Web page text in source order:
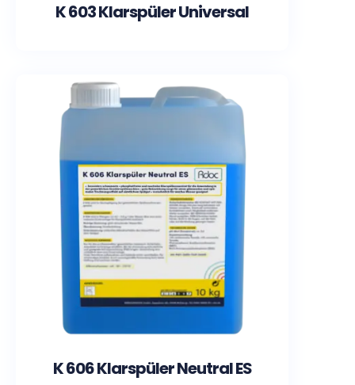
K 603 Klarspüler Universal
K 606 Klarspüler Neutral ES